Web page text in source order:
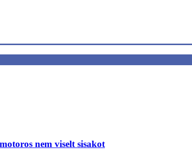
nem viselt sisakot